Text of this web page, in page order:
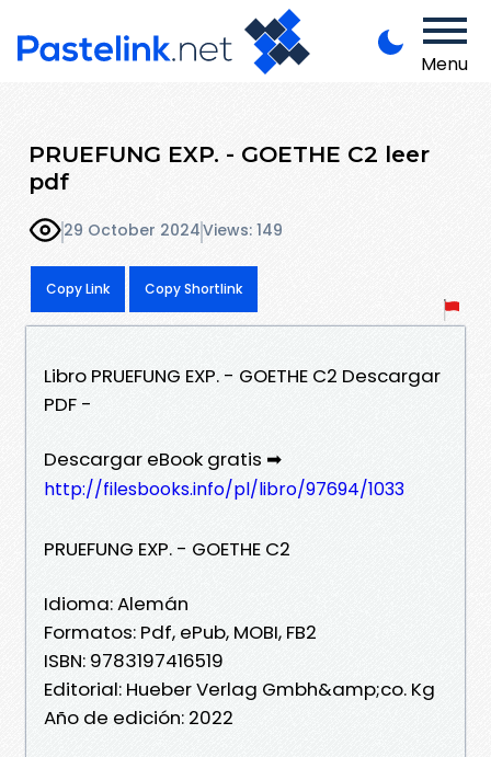
Menu
PRUEFUNG EXP. - GOETHE C2 leer
pdf
29 October 2024Views: 149
Copy Link Copy Shortlink
Libro PRUEFUNG EXP. - GOETHE C2 Descargar
PDF -
Descargar eBook gratis ➡
http://filesbooks.info/pl/libro/97694/1033
PRUEFUNG EXP. - GOETHE C2
Idioma: Alemán
Formatos: Pdf, ePub, MOBI, FB2
ISBN: 9783197416519
Editorial: Hueber Verlag Gmbh&amp;co. Kg
Año de edición: 2022